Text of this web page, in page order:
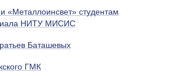
«Металлоинсвет» студентам
НИТУ МИСИС
Баташевых
ГМК